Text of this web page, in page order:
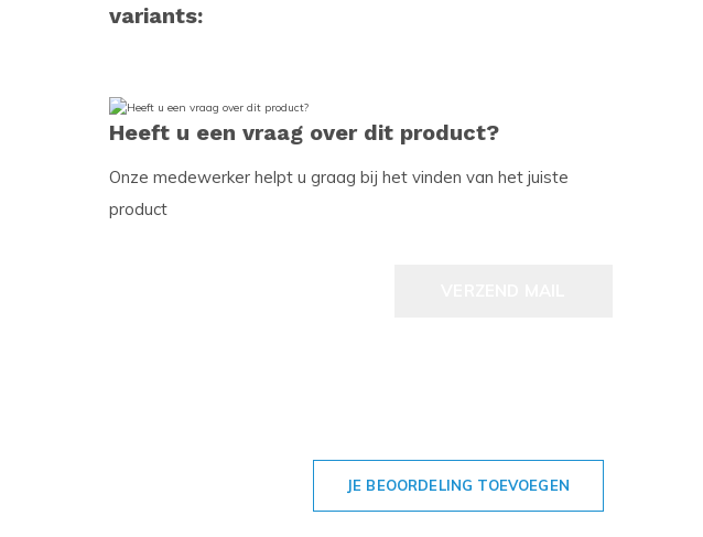
variants:
Heeft u een vraag over dit product?
Onze medewerker helpt u graag bij het vinden van het juiste
product
JE BEOORDELING TOEVOEGEN